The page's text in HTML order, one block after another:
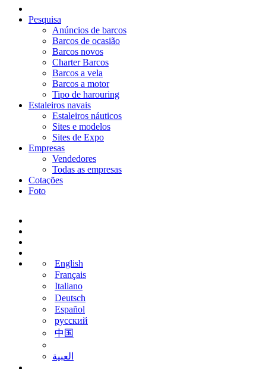
Pesquisa
Anúncios de barcos
Barcos de ocasião
Barcos novos
Charter Barcos
Barcos a vela
Barcos a motor
Tipo de harouring
Estaleiros navais
Estaleiros náuticos
Sites e modelos
Sites de Expo
Empresas
Vendedores
Todas as empresas
Cotações
Foto
English
Français
Italiano
Deutsch
Español
русский
中国
‫العبية